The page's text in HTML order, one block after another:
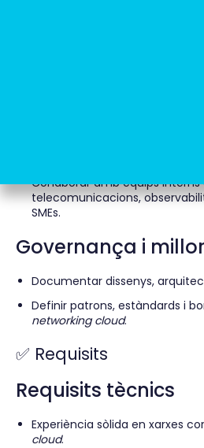
Col·laborar amb equips
telecomunicacions,
SMEs.
Governança i
Documentar dissenys,
Definir patrons, estàndards i
networking cloud.
✅ Requisits
Requisits tècnics
Experiència sòlida en xarxes
cloud.